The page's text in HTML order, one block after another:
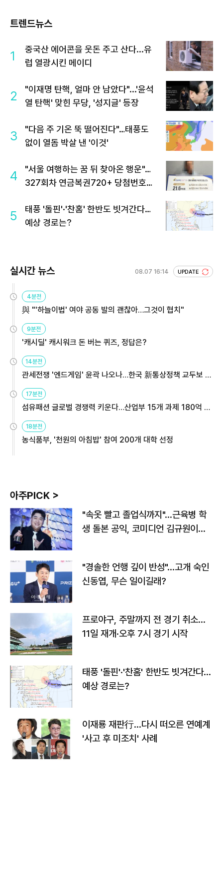
트렌드뉴스
1
중국산 에어콘을 웃돈 주고 산다...유
럽 열광시킨 메이디
2
"이재명 탄핵, 얼마 안 남았다"...'윤석
열 탄핵' 맞힌 무당, '성지글' 등장
3
"다음 주 기온 뚝 떨어진다"…태풍도
없이 열돔 박살 낸 '이것'
4
"서울 여행하는 꿈 뒤 찾아온 행운"…
327회차 연금복권720+ 당첨번호조
5
태풍 '돌핀'·'찬홈' 한반도 빗겨간다…
예상 경로는?
실시간 뉴스 08.07 16:14 UPDATE
4분전
與 "'하늘이법' 여야 공동 발의 괜찮아…그것이 협치"
9분전
'캐시딜' 캐시워크 돈 버는 퀴즈, 정답은?
14분전
관세전쟁 '엔드게임' 윤곽 나오나…한국 新통상정책 교두보 활
용해야
17분전
섬유패션 글로벌 경쟁력 키운다…산업부 15개 과제 180억 지
원
18분전
농식품부, '천원의 아침밥' 참여 200개 대학 선정
아주PICK >
"속옷 빨고 졸업식까지"…근육병 학
생 돌본 공익, 코미디언 김규원이었
"경솔한 언행 깊이 반성"…고개 숙인
신동엽, 무슨 일이길래?
프로야구, 주말까지 전 경기 취소…
11일 재개·오후 7시 경기 시작
태풍 '돌핀'·'찬홈' 한반도 빗겨간다…
예상 경로는?
이재룡 재판行…다시 떠오른 연예계
'사고 후 미조치' 사례